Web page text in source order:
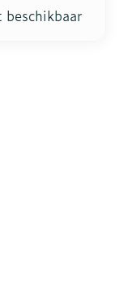
beschikbaar